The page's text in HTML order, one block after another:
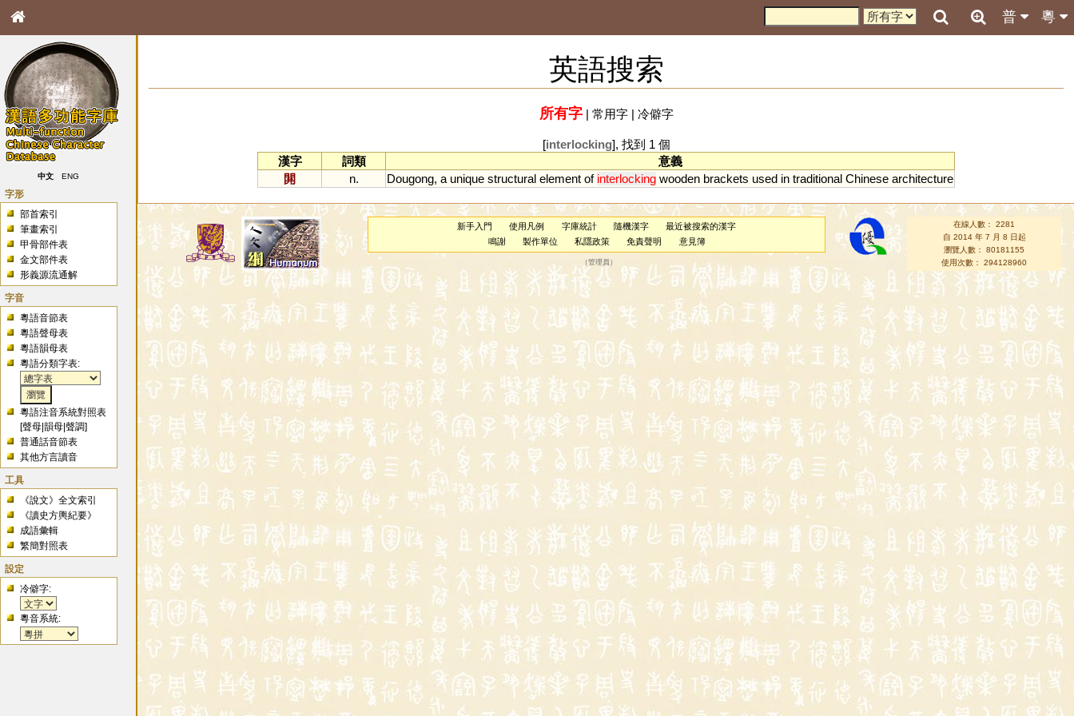
粵
普
中文 ENG
字形
部首索引
筆畫索引
甲骨部件表
金文部件表
形義源流通解
字音
粵語音節表
粵語聲母表
粵語韻母表
粵語分類字表:
粵語注音系統對照表
[聲母 |韻母 |聲調]
普通話音節表
其他方言讀音
工具
《說文》全文索引
《讀史方輿紀要》
成語彙輯
繁簡對照表
設定
冷僻字:
粵音系統:
英語搜索
所有字| 常用字| 冷僻字
[interlocking], 找到 1 個
漢字
詞類
意義
閞
n. Dougong, a unique structural element of interlocking wooden brackets used in traditional Chinese architecture
新手入門 使用凡例 字庫統計 隨機漢字
最近被搜索的漢字
鳴謝
製作單位 私隱政策 免責聲明 意見簿
（管理員 ）
在線人數： 2281
自 2014 年 7 月 8 日起
瀏覽人數： 80181155
使用次數： 294128960